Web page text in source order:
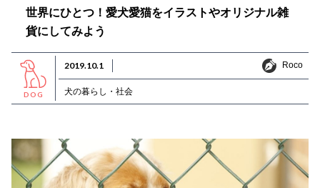
世界にひとつ！愛犬愛猫をイラストやオリジナル雑
貨にしてみよう
DOG
2019.10.1 Roco
Roco
犬の暮らし・社会